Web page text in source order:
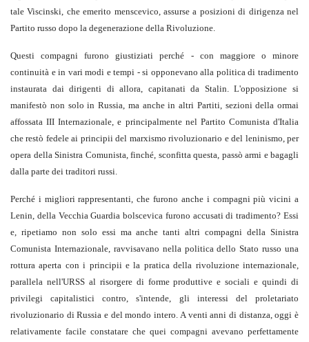
tale Viscinski, che emerito menscevico, assurse a posizioni di dirigenza nel
Partito russo dopo la degenerazione della Rivoluzione.
Questi compagni furono giustiziati perché - con maggiore o minore
continuità e in vari modi e tempi - si opponevano alla politica di tradimento
instaurata dai dirigenti di allora, capitanati da Stalin. L'opposizione si
manifestò non solo in Russia, ma anche in altri Partiti, sezioni della ormai
affossata III Internazionale, e principalmente nel Partito Comunista d'Italia
che restò fedele ai principii del marxismo rivoluzionario e del leninismo, per
opera della Sinistra Comunista, finché, sconfitta questa, passò armi e bagagli
dalla parte dei traditori russi.
Perché i migliori rappresentanti, che furono anche i compagni più vicini a
Lenin, della Vecchia Guardia bolscevica furono accusati di tradimento? Essi
e, ripetiamo non solo essi ma anche tanti altri compagni della Sinistra
Comunista Internazionale, ravvisavano nella politica dello Stato russo una
rottura aperta con i principii e la pratica della rivoluzione internazionale,
parallela nell'URSS al risorgere di forme produttive e sociali e quindi di
privilegi capitalistici contro, s'intende, gli interessi del proletariato
rivoluzionario di Russia e del mondo intero. A venti anni di distanza, oggi è
relativamente facile constatare che quei compagni avevano perfettamente